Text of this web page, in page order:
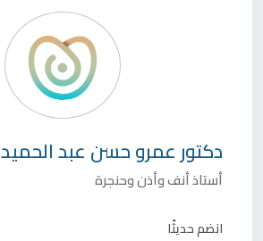
دكتورعمرو حسن عبد الحميد
أستاذ أنف وأذن وحنجرة
انضم حديثًا